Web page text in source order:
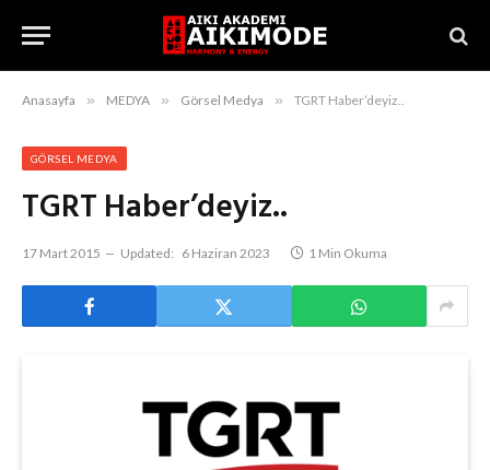
Anasayfa » MEDYA » Görsel Medya » TGRT Haber’deyiz..
GÖRSEL MEDYA
TGRT Haber’deyiz..
17 Mart 2015 Updated: 6 Haziran 2023 1 Min Okuma